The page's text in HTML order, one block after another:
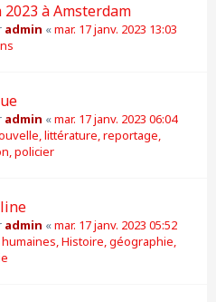
2023 à Amsterdam
admin «mar. 17 janv. 2023 13:03
admin «mar. 17 janv. 2023 06:04
littérature, reportage,
policier
admin «mar. 17 janv. 2023 05:52
Histoire, géographie,